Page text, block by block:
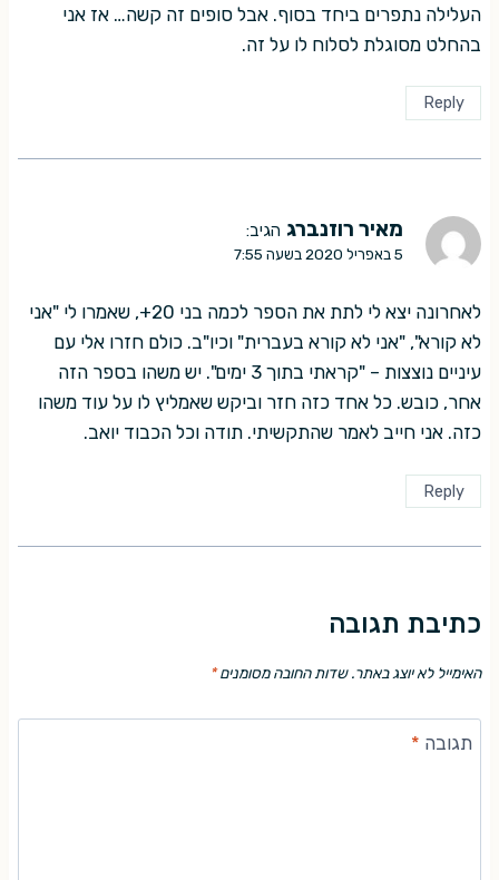
העלילה נתפרים ביחד בסוף. אבל סופים זה קשה… אז אני
בהחלט מסוגלת לסלוח לו על זה.
Reply
מאיר רוזנברג הגיב:
5 באפריל 2020 בשעה 7:55
לאחרונה יצא לי לתת את הספר לכמה בני 20+, שאמרו לי "אני
לא קורא", "אני לא קורא בעברית" וכיו"ב. כולם חזרו אלי עם
עיניים נוצצות – "קראתי בתוך 3 ימים". יש משהו בספר הזה
אחר, כובש. כל אחד כזה חזר וביקש שאמליץ לו על עוד משהו
כזה. אני חייב לאמר שהתקשיתי. תודה וכל הכבוד יואב.
Reply
כתיבת תגובה
האימייל לא יוצג באתר. שדות החובה מסומנים*
תגובה *